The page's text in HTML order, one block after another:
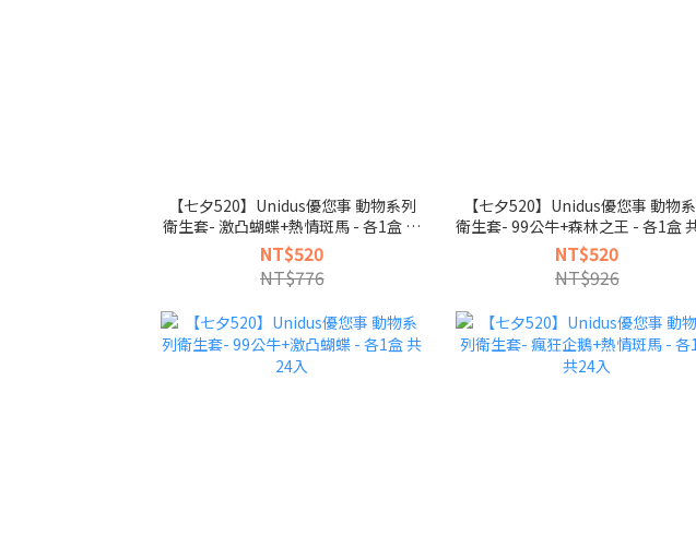
【七夕520】Unidus優您事 動物系列
衛生套- 激凸蝴蝶+熱情斑馬 - 各1盒 共
24入
NT$520
NT$776
【七夕520】Unidus優您事 動物
衛生套- 99公牛+森林之王 - 各1盒
入
NT$520
NT$926